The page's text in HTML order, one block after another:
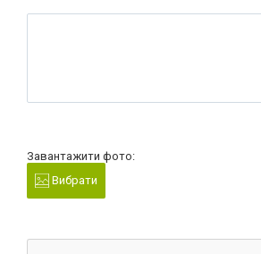
Завантажити фото:
Вибрати